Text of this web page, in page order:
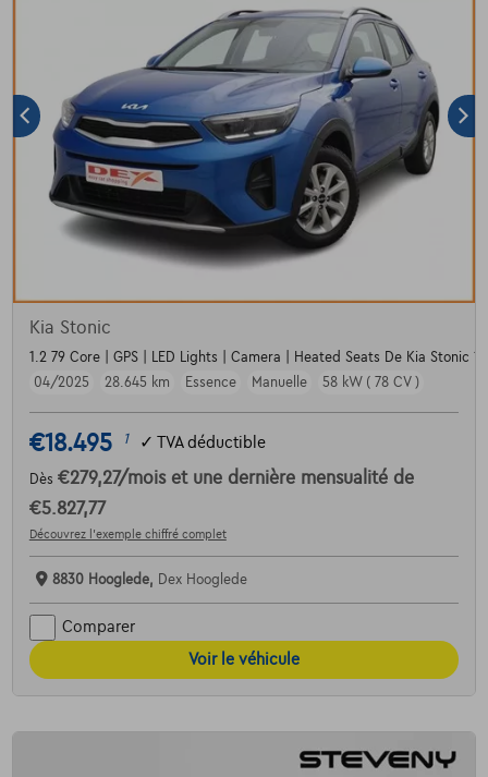
Kia Stonic
1.2 79 Core | GPS | LED Lights | Camera | Heated Seats De Kia Stonic
04/2025
28.645 km Essence Manuelle 58 kW ( 78 CV )
€18.495 1 ✓ TVA déductible
Dès €279,27/mois et une dernière mensualité de
€5.827,77
Découvrez l’exemple chiffré complet
8830 Hooglede, Dex Hooglede
Comparer
Voir le véhicule